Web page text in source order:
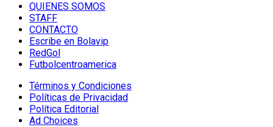
QUIENES SOMOS
STAFF
CONTACTO
Escribe en Bolavip
RedGol
Futbolcentroamerica
Términos y Condiciones
Políticas de Privacidad
Política Editorial
Ad Choices